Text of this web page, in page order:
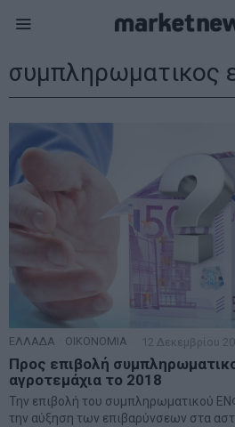
συμπληρωματικος
ΕΛΛΑΔΑ ΟΙΚΟΝΟΜΙΑ 12 Δεκεμβρίου
Προς επιβολή
αγροτεμάχια το 2018
Την επιβολή του συμπληρωματικού
την αύξηση των επιβαρύνσεων στα